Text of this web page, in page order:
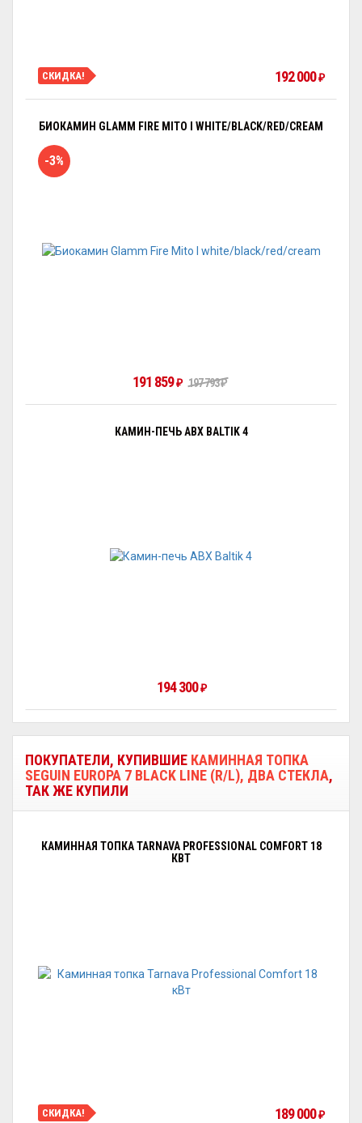
СКИДКА! 192 000₽
БИОКАМИН GLAMM FIRE MITO I WHITE/BLACK/RED/CREAM
-3%
191 859₽ 197 793₽
КАМИН-ПЕЧЬ ABX BALTIK 4
194 300₽
ПОКУПАТЕЛИ, КУПИВШИЕ КАМИННАЯ ТОПКА
SEGUIN EUROPA 7 BLACK LINE (R/L), ДВА СТЕКЛА,
ТАК ЖЕ КУПИЛИ
КАМИННАЯ ТОПКА TARNAVA PROFESSIONAL COMFORT 18
КВТ
СКИДКА! 189 000₽